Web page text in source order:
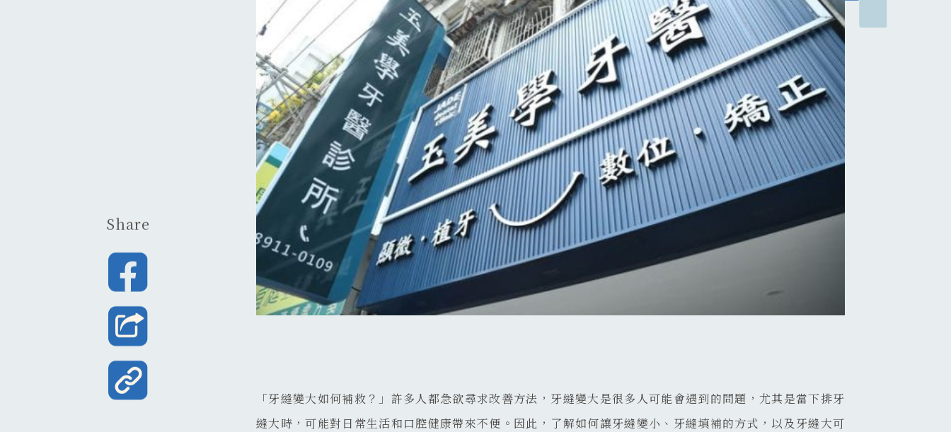
Share
「牙縫變大如何補救？」許多人都急欲尋求改善方法，牙縫變大是很多人可能會遇到的問題，尤其是當下排牙
縫大時，可能對日常生活和口腔健康帶來不便。因此，了解如何讓牙縫變小、牙縫填補的方式，以及牙縫大可